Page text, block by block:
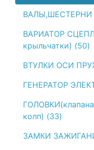
ВАЛЫ,ШЕСТЕРНИ
ВАРИАТОР
крыльчатки) (50)
ВТУЛКИ ОСИ
ГЕНЕРАТОР
колп) (33)
ЗАМКИ